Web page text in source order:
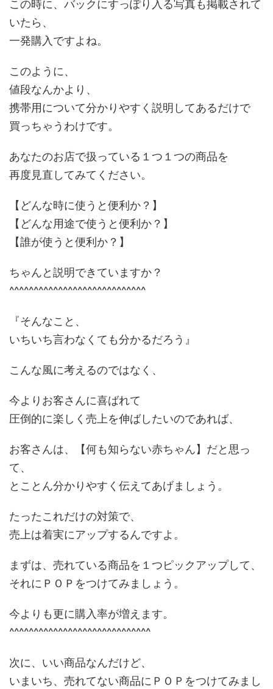
この時に、バックにすっぽり入る写真も掲載されて
いたら、
一発購入ですよね。
このように、
値段なんかより、
携帯用について分かりやすく説明してあるだけで
買っちゃうわけです。
あなたのお店で扱っている１つ１つの商品を
再度見直してみてください。
【どんな時に使うと便利か？】
【どんな用途で使うと便利か？】
【誰が使うと便利か？】
ちゃんと説明できていますか？
^^^^^^^^^^^^^^^^^^^^^^^^^^^^
『そんなこと、
いちいち言わなくても分かるだろう』
こんな風に考えるのではなく、
今よりお客さんに喜ばれて
圧倒的に楽しく売上を伸ばしたいのであれば、
お客さんは、【何も知らない赤ちゃん】だと思っ
て、
とことん分かりやすく伝えてあげましょう。
たったこれだけの対策で、
売上は着実にアップするんですよ。
まずは、売れている商品を１つピックアップして、
それにＰＯＰをつけてみましょう。
今よりも更に購入率が増えます。
^^^^^^^^^^^^^^^^^^^^^^^^^^^^^
次に、いい商品なんだけど、
いまいち、売れてない商品にＰＯＰをつけてみまし